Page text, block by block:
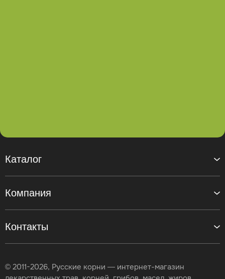
Контакты
Каталог
Компания
© 2011-2026, Русские корни — интернет-магазин